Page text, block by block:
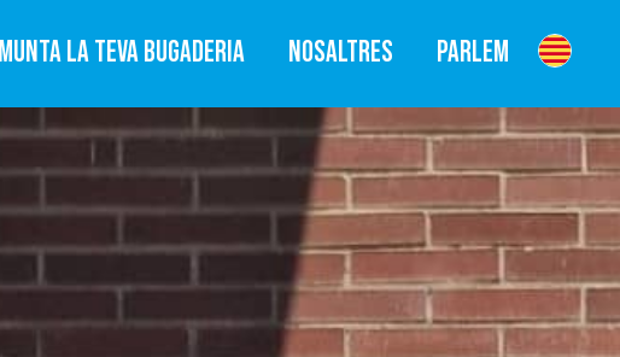
MUNTA LA TEVA BUGADERIA NOSALTRES PARLEM